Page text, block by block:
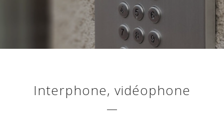
Interphone, vidéophone